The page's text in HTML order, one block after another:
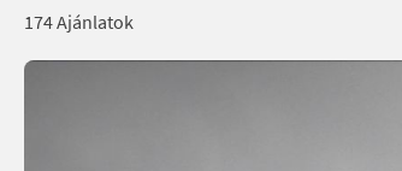
174 Ajánlatok